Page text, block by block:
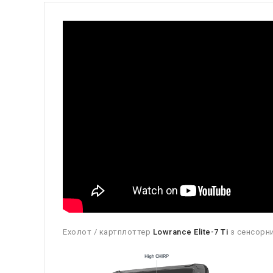
Ехолот / картплоттер Lowrance Elite-7 Ti з